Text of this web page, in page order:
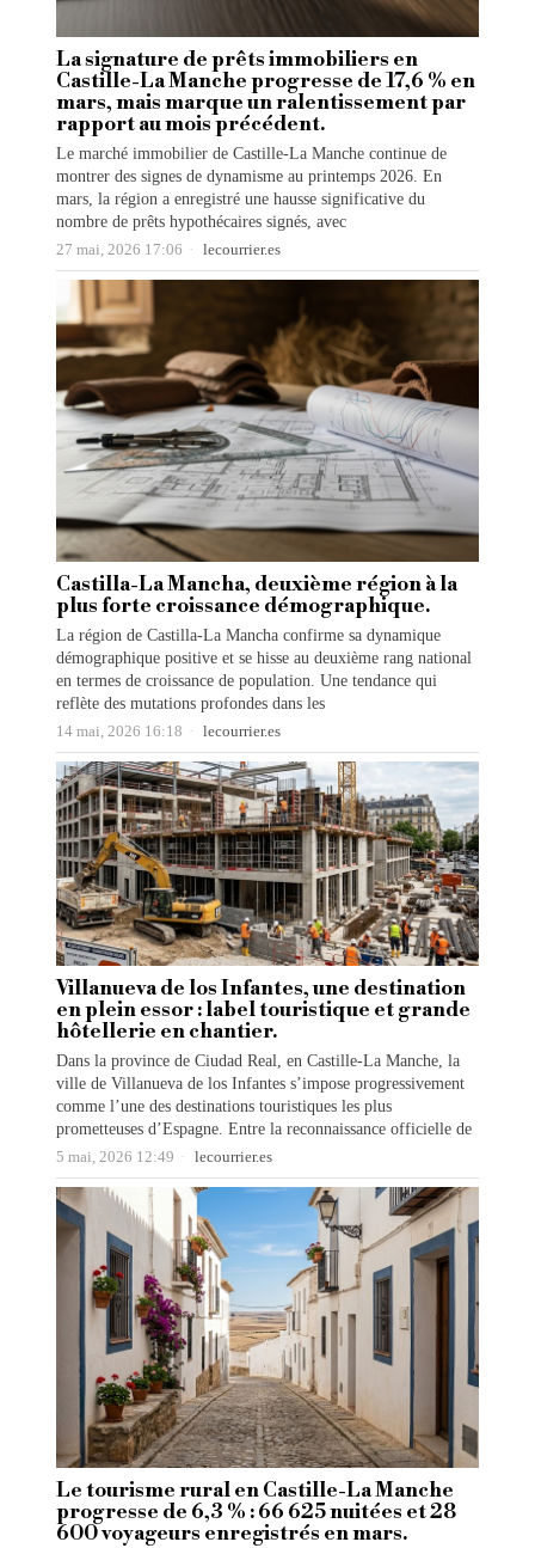
La signature de prêts immobiliers en
Castille-La Manche progresse de 17,6 % en
mars, mais marque un ralentissement par
rapport au mois précédent.
Le marché immobilier de Castille-La Manche continue de
montrer des signes de dynamisme au printemps 2026. En
mars, la région a enregistré une hausse significative du
nombre de prêts hypothécaires signés, avec
27 mai, 2026 17:06 lecourrier.es
Castilla-La Mancha, deuxième région à la
plus forte croissance démographique.
La région de Castilla-La Mancha confirme sa dynamique
démographique positive et se hisse au deuxième rang national
en termes de croissance de population. Une tendance qui
reflète des mutations profondes dans les
14 mai, 2026 16:18 lecourrier.es
Villanueva de los Infantes, une destination
en plein essor : label touristique et grande
hôtellerie en chantier.
Dans la province de Ciudad Real, en Castille-La Manche, la
ville de Villanueva de los Infantes s’impose progressivement
comme l’une des destinations touristiques les plus
prometteuses d’Espagne. Entre la reconnaissance officielle de
5 mai, 2026 12:49 lecourrier.es
Le tourisme rural en Castille-La Manche
progresse de 6,3 % : 66 625 nuitées et 28
600 voyageurs enregistrés en mars.